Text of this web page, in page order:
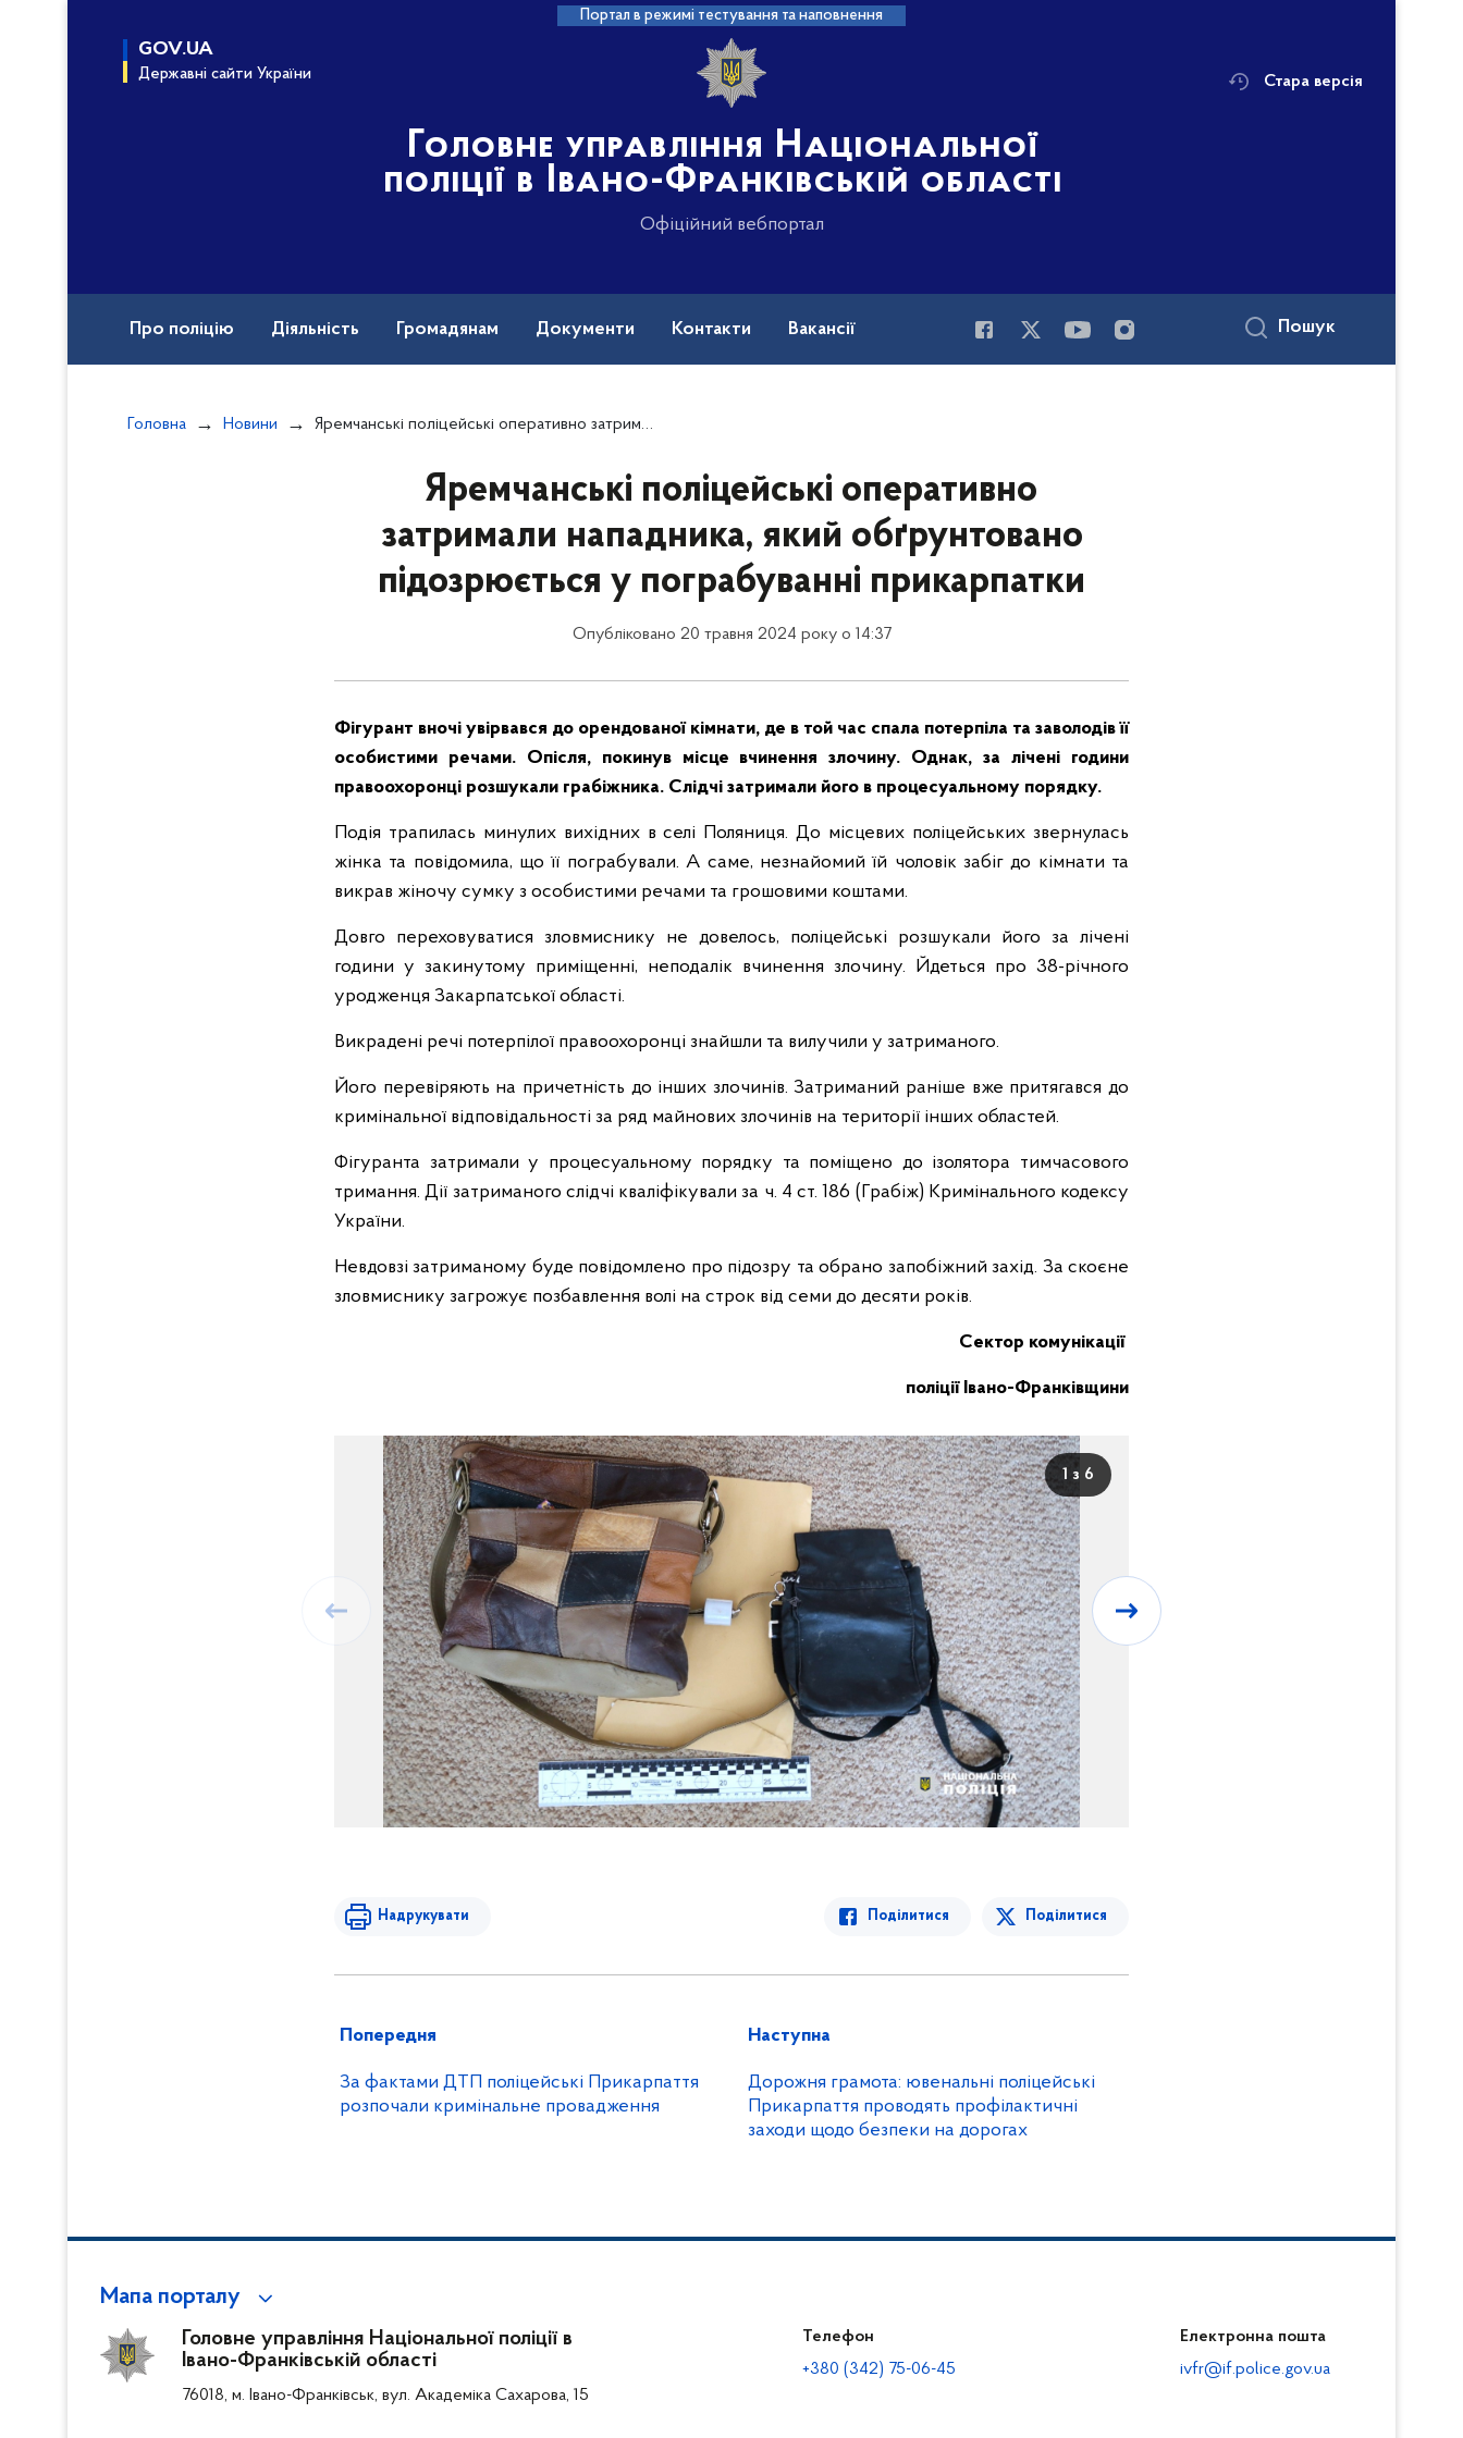
Портал в режимі тестування та наповнення
GOV.UA
Державні сайти України
Головне управління Національної
поліції в Івано-Франківській області
Офіційний вебпортал
Стара версія
Про поліцію Діяльність Громадянам Документи Контакти Вакансії Пошук
Головна Новини Яремчанські поліцейські оперативно затримали нападника, який обґрунтовано підозрюється у пограбуванні прикарпатки
Яремчанські поліцейські оперативно
затримали нападника, який обґрунтовано
підозрюється у пограбуванні прикарпатки
Опубліковано 20 травня 2024 року о 14:37
Фігурант вночі увірвався до орендованої кімнати, де в той час спала потерпіла та заволодів її
особистими речами. Опісля, покинув місце вчинення злочину. Однак, за лічені години
правоохоронці розшукали грабіжника. Слідчі затримали його в процесуальному порядку.
Подія трапилась минулих вихідних в селі Поляниця. До місцевих поліцейських звернулась
жінка та повідомила, що її пограбували. А саме, незнайомий їй чоловік забіг до кімнати та
викрав жіночу сумку з особистими речами та грошовими коштами.
Довго переховуватися зловмиснику не довелось, поліцейські розшукали його за лічені
години у закинутому приміщенні, неподалік вчинення злочину. Йдеться про 38-річного
уродженця Закарпатської області.
Викрадені речі потерпілої правоохоронці знайшли та вилучили у затриманого.
Його перевіряють на причетність до інших злочинів. Затриманий раніше вже притягався до
кримінальної відповідальності за ряд майнових злочинів на території інших областей.
Фігуранта затримали у процесуальному порядку та поміщено до ізолятора тимчасового
тримання. Дії затриманого слідчі кваліфікували за ч. 4 ст. 186 (Грабіж) Кримінального кодексу
України.
Невдовзі затриманому буде повідомлено про підозру та обрано запобіжний захід. За скоєне
зловмиснику загрожує позбавлення волі на строк від семи до десяти років.
Сектор комунікації
поліції Івано-Франківщини
1 з 6
Надрукувати Поділитися Поділитися
Попередня
За фактами ДТП поліцейські Прикарпаття
розпочали кримінальне провадження
Наступна
Дорожня грамота: ювенальні поліцейські
Прикарпаття проводять профілактичні
заходи щодо безпеки на дорогах
Мапа порталу
Головне управління Національної поліції в
Івано-Франківській області
76018, м. Івано-Франківськ, вул. Академіка Сахарова, 15
Телефон
+380 (342) 75-06-45
Електронна пошта
ivfr@if.police.gov.ua